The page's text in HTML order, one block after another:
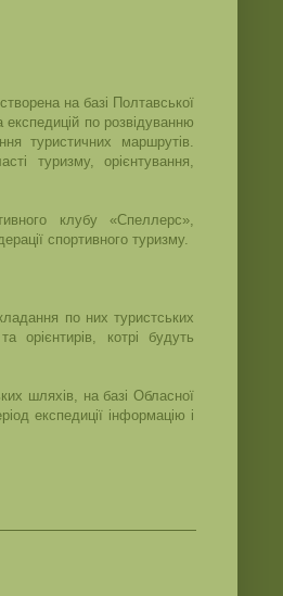
на базі Полтавської
експедицій по розвідуванню
туристичних маршрутів.
туризму, орієнтування,
клубу «Спеллерс»,
спортивного туризму.
по них туристських
орієнтирів, котрі будуть
шляхів, на базі Обласної
експедиції інформацію і